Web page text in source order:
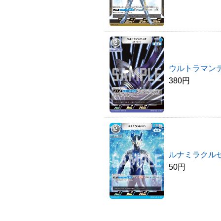
ウルトラマン
380円
ルナミラクル
50円